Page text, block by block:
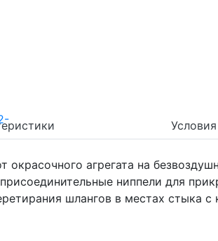
агрегата на
ниппели для
шлангов в местах стыка